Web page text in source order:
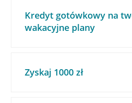
Kredyt gotówkowy na
wakacyjne plany
Zyskaj 1000 zł